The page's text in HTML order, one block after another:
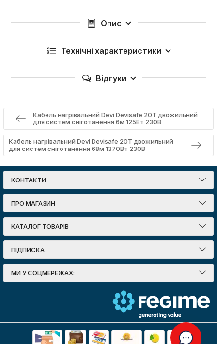
Опис
Технічні характеристики
Відгуки
Кабель нагрівальний Devi Devisafe 20Т двожильний
для систем сніготанення 6м 125Вт 230В
Кабель нагрівальний Devi Devisafe 20T двожильний
для систем сніготанення 68м 1370Вт 230В
КОНТАКТИ
ПРО МАГАЗИН
КАТАЛОГ ТОВАРІВ
ПІДПИСКА
МИ У СОЦМЕРЕЖАХ: